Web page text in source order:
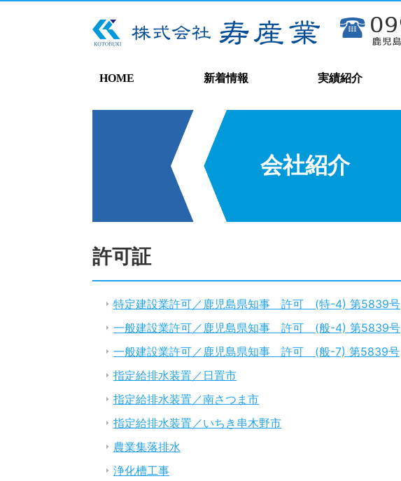
HOME 新着情報 実績紹介
会社紹介
許可証
特定建設業許可／鹿児島県知事 許可 (特-4) 第5839号
一般建設業許可／鹿児島県知事 許可 (般-4) 第5839号
一般建設業許可／鹿児島県知事 許可 (般-7) 第5839号
指定給排水装置／日置市
指定給排水装置／南さつま市
指定給排水装置／いちき串木野市
農業集落排水
浄化槽工事